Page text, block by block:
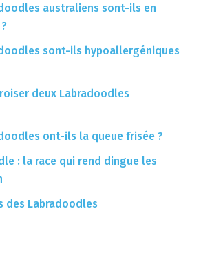
australiens sont-ils en
sont-ils hypoallergéniques
deux Labradoodles
ont-ils la queue frisée ?
: la race qui rend dingue les
des Labradoodles